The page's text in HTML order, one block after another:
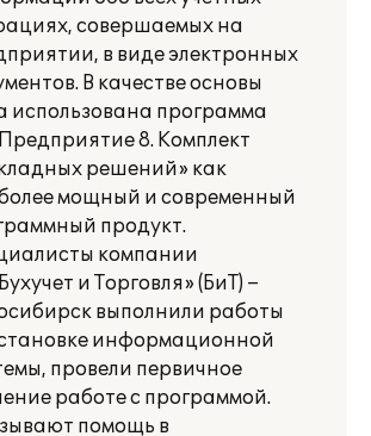
совершаемых на
в виде электронных
В качестве основы
использована программа
8. Комплект
решений» как
мощный и современный
продукт.
компании
и Торговля» (БиТ) –
выполнили работы
информационной
провели первичное
работе с программой.
помощь в